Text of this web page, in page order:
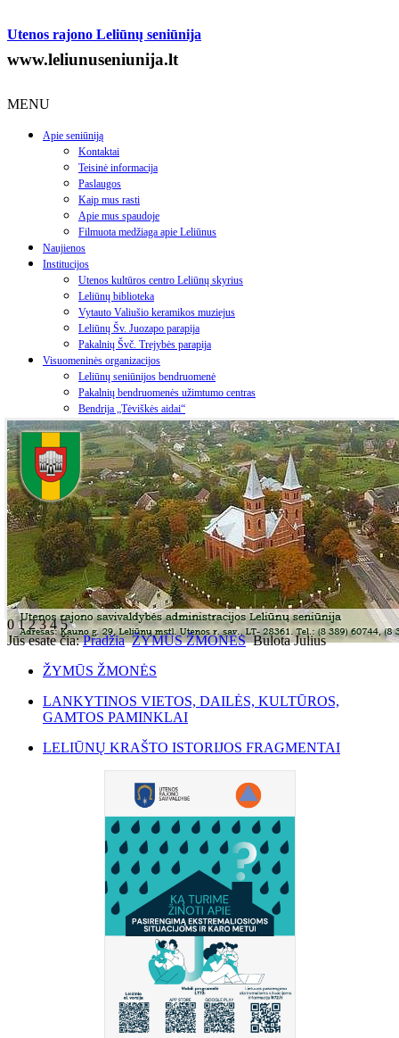
Utenos rajono Leliūnų seniūnija
www.leliunuseniunija.lt
MENU
Apie seniūniją
Kontaktai
Teisinė informacija
Paslaugos
Kaip mus rasti
Apie mus spaudoje
Filmuota medžiaga apie Leliūnus
Naujienos
Institucijos
Utenos kultūros centro Leliūnų skyrius
Leliūnų biblioteka
Vytauto Valiušio keramikos muziejus
Leliūnų Šv. Juozapo parapija
Pakalnių Švč. Trejybės parapija
Visuomeninės organizacijos
Leliūnų seniūnijos bendruomenė
Pakalnių bendruomenės užimtumo centras
Bendrija „Tėviškės aidai“
012345
Jūs esate čia:Pradžia ŽYMŪS ŽMONĖS Bulota Julius
ŽYMŪS ŽMONĖS
LANKYTINOS VIETOS, DAILĖS, KULTŪROS,
GAMTOS PAMINKLAI
LELIŪNŲ KRAŠTO ISTORIJOS FRAGMENTAI